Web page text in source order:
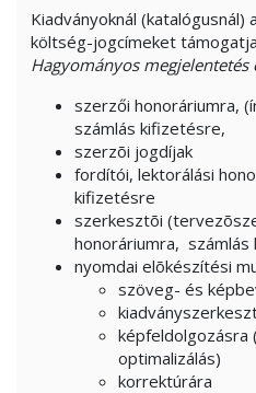
Kiadványoknál (katalógusnál)
költség-jogcímeket
Hagyományos megjelentetés
szerzői honoráriumra,
számlás kifizetésre,
szerzõi jogdíjak
fordítói, lektorálási
kifizetésre
szerkesztõi
honoráriumra,
nyomdai elõkészítési
szöveg- és
képfeldolgozásra
optimalizálás)
korrektúrára